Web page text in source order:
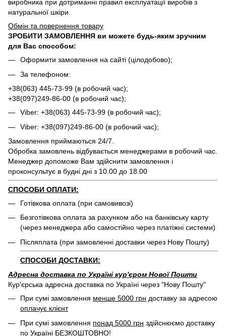
виробника при дотриманні правил експлуатації виробів з
натуральної шкіри.
Обмін та повернення товару
ЗРОБИТИ ЗАМОВЛЕННЯ ви можете будь-яким зручним
для Вас способом:
Оформити замовлення на сайті (цілодобово);
За телефоном:
+38(063) 445-73-99 (в робочий час);
+38(097)249-86-00 (в робочий час);
Viber: +38(063) 445-73-99 (в робочий час);
Viber: +38(097)249-86-00 (в робочий час);
Замовлення приймаються 24/7.
Обробка замовлень відбувається менеджерами в робочий час.
Менеджер допоможе Вам здійснити замовлення і
проконсультує в будні дні з 10.00 до 18.00
СПОСОБИ ОПЛАТИ:
Готівкова оплата (при самовивозі)
Безготівкова оплата за рахунком або на банківську карту
(через менеджера або самостійно через платіжні системи)
Післяплата (при замовленні доставки через Нову Пошту)
СПОСОБИ ДОСТАВКИ:
Адресна доставка по Україні кур'єром Нової Пошти
Кур'єрська адресна доставка по Україні через "Нову Пошту"
При сумі замовлення менше 5000 грн доставку за адресою
оплачує клієнт
При сумі замовлення понад 5000 грн здійснюємо доставку
по Україні БЕЗКОШТОВНО!